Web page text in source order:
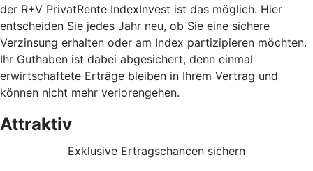
der R+V PrivatRente IndexInvest ist das möglich. Hier
entscheiden Sie jedes Jahr neu, ob Sie eine sichere
Verzinsung erhalten oder am Index partizipieren möchten.
Ihr Guthaben ist dabei abgesichert, denn einmal
erwirtschaftete Erträge bleiben in Ihrem Vertrag und
können nicht mehr verlorengehen.
Attraktiv
Exklusive Ertragschancen sichern